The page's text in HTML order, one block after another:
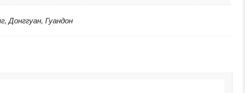
Донггуан, Гуандон